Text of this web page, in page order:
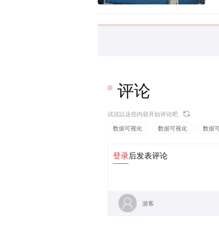
评论
试试以这些内容开始评论吧
数据可视化
数据可视化 数据
登录后发表评论
游客